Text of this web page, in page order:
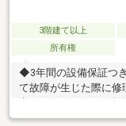
3階建て以上
所有権
◆3年間の設備保証つ
て故障が生じた際に修
た場合に適用※保証内